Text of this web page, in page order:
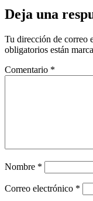
Deja una
Tu dirección de correo
obligatorios están
Comentario *
Nombre *
Correo electrónico *